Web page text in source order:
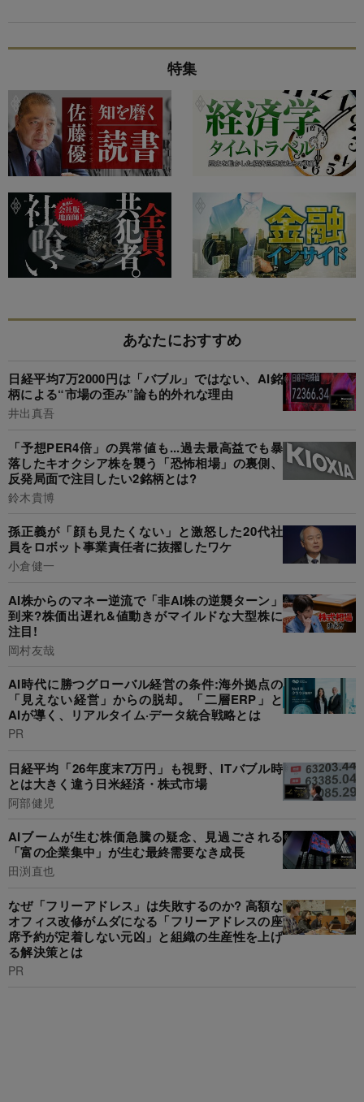
特集
あなたにおすすめ
日経平均7万2000円は「バブル」ではない、AI銘
柄による“市場の歪み”論も的外れな理由
井出真吾
「予想PER4倍」の異常値も...過去最高益でも暴
落したキオクシア株を襲う「恐怖相場」の裏側、
反発局面で注目したい2銘柄とは?
鈴木貴博
孫正義が「顔も見たくない」と激怒した20代社
員をロボット事業責任者に抜擢したワケ
小倉健一
AI株からのマネー逆流で「非AI株の逆襲ターン」
到来?株価出遅れ&値動きがマイルドな大型株に
注目!
岡村友哉
AI時代に勝つグローバル経営の条件:海外拠点の
「見えない経営」からの脱却。「二層ERP」と
AIが導く、リアルタイム·データ統合戦略とは
PR
日経平均「26年度末7万円」も視野、ITバブル時
とは大きく違う日米経済・株式市場
阿部健児
AIブームが生む株価急騰の疑念、見過ごされる
「富の企業集中」が生む最終需要なき成長
田渕直也
なぜ「フリーアドレス」は失敗するのか? 高額な
オフィス改修がムダになる「フリーアドレスの座
席予約が定着しない元凶」と組織の生産性を上げ
る解決策とは
PR